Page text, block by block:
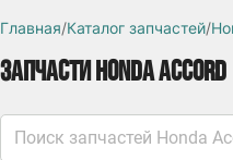
Главная/Каталог запчастей/
ЗАПЧАСТИ HONDA ACCORD